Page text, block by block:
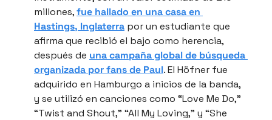
millones, fue hallado en una casa en
Hastings, Inglaterra por un estudiante que
afirma que recibió el bajo como herencia,
después de una campaña global de búsqueda
organizada por fans de Paul. El Höfner fue
adquirido en Hamburgo a inicios de la banda,
y se utilizó en canciones como “Love Me Do,”
“Twist and Shout,” “All My Loving,” y “She